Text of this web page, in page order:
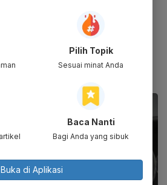
kuno dipajang di taman aromatik
Karanganyar, Jawa
sendiri berawal dari kerja sama
dan Bulgaria untuk mengolah
dasar sereh wangi atau cittronella
Pilih Topik
Sesuai minat Anda
Baca Nanti
Bagi Anda yang sibuk
Buka di Aplikasi